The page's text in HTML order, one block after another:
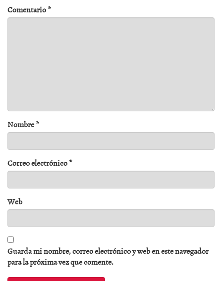
Comentario*
Nombre*
Correo electrónico*
Web
Guarda mi nombre, correo electrónico y web en este navegador
para la próxima vez que comente.